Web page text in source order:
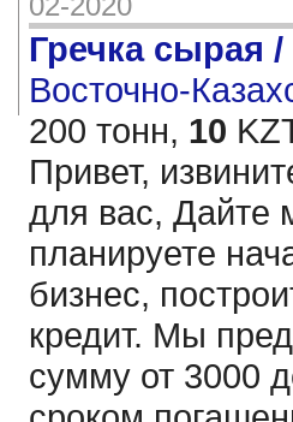
Гречка сырая /
Восточно-
200 тонн, 10
Привет,
для вас, Дайте
планируете
бизнес,
кредит. Мы
сумму от 3000